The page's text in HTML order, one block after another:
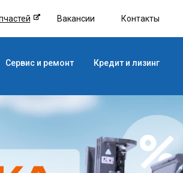
Вакансии Контакты
Сервис и ремонт Кредит и лизинг